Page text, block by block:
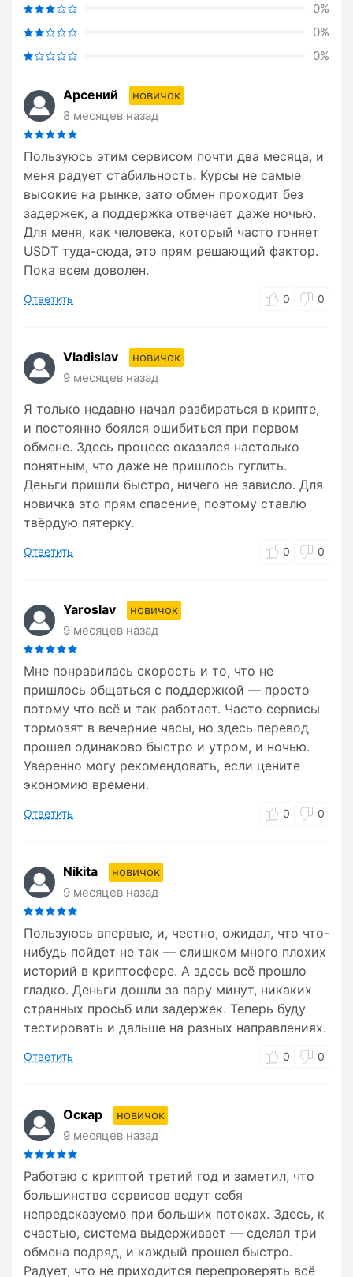
0%
0%
0%
Арсений
новичок
8 месяцев назад
Пользуюсь этим сервисом почти два месяца, и
меня радует стабильность. Курсы не самые
высокие на рынке, зато обмен проходит без
задержек, а поддержка отвечает даже ночью.
Для меня, как человека, который часто гоняет
USDT туда-сюда, это прям решающий фактор.
Пока всем доволен.
Ответить 0 0
Vladislav
новичок
9 месяцев назад
Я только недавно начал разбираться в крипте,
и постоянно боялся ошибиться при первом
обмене. Здесь процесс оказался настолько
понятным, что даже не пришлось гуглить.
Деньги пришли быстро, ничего не зависло. Для
новичка это прям спасение, поэтому ставлю
твёрдую пятерку.
Ответить 0 0
Yaroslav
новичок
9 месяцев назад
Мне понравилась скорость и то, что не
пришлось общаться с поддержкой — просто
потому что всё и так работает. Часто сервисы
тормозят в вечерние часы, но здесь перевод
прошел одинаково быстро и утром, и ночью.
Уверенно могу рекомендовать, если цените
экономию времени.
Ответить 0 0
Nikita
новичок
9 месяцев назад
Пользуюсь впервые, и, честно, ожидал, что что-
нибудь пойдет не так — слишком много плохих
историй в криптосфере. А здесь всё прошло
гладко. Деньги дошли за пару минут, никаких
странных просьб или задержек. Теперь буду
тестировать и дальше на разных направлениях.
Ответить 0 0
Оскар
новичок
9 месяцев назад
Работаю с криптой третий год и заметил, что
большинство сервисов ведут себя
непредсказуемо при больших потоках. Здесь, к
счастью, система выдерживает — сделал три
обмена подряд, и каждый прошел быстро.
Радует, что не приходится перепроверять всё